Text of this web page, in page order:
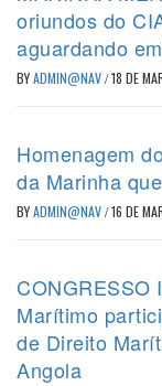
oriundos do
aguardando
BYADMIN@NAV/18 DE
Homenagem
da Marinha
BYADMIN@NAV/16 DE
CONGRESSO
Marítimo
de Direito
Angola